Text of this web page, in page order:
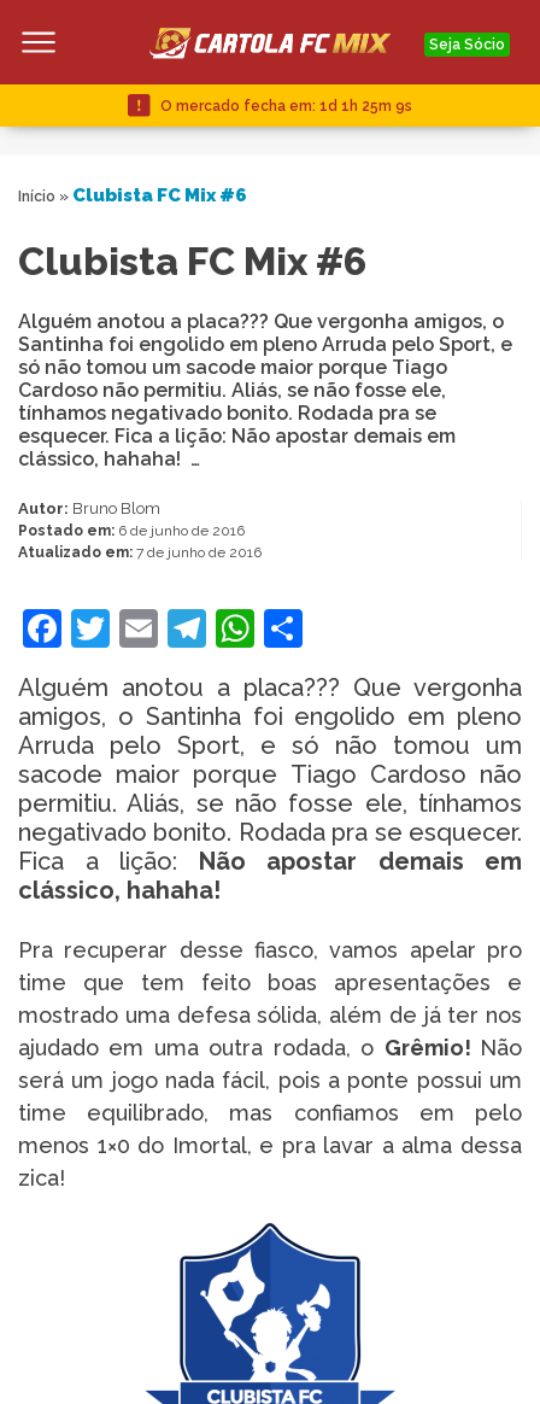
Seja Sócio
O mercado fecha em: 1d 1h 25m 9s
Início » Clubista FC Mix #6
Clubista FC Mix #6
Alguém anotou a placa??? Que vergonha amigos, o
Santinha foi engolido em pleno Arruda pelo Sport, e
só não tomou um sacode maior porque Tiago
Cardoso não permitiu. Aliás, se não fosse ele,
tínhamos negativado bonito. Rodada pra se
esquecer. Fica a lição: Não apostar demais em
clássico, hahaha! …
Autor: Bruno Blom
Postado em: 6 de junho de 2016
Atualizado em: 7 de junho de 2016
Facebook
Twitter
EmailTelegram
WhatsApp
Alguém anotou a placa??? Que vergonha
amigos, o Santinha foi engolido em pleno
Arruda pelo Sport, e só não tomou um
sacode maior porque Tiago Cardoso não
permitiu. Aliás, se não fosse ele, tínhamos
negativado bonito. Rodada pra se esquecer.
Fica a lição: Não apostar demais em
clássico, hahaha!
Pra recuperar desse fiasco, vamos apelar pro
time que tem feito boas apresentações e
mostrado uma defesa sólida, além de já ter nos
ajudado em uma outra rodada, o Grêmio! Não
será um jogo nada fácil, pois a ponte possui um
time equilibrado, mas confiamos em pelo
menos 1×0 do Imortal, e pra lavar a alma dessa
zica!